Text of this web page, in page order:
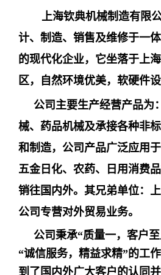
上海钦典机械制造有限
计、制造、销售及维修于一
的现代化企业，它坐落于上
区，自然环境优美，软硬件设
公司主要生产经营产品为
械、药品机械及承接各种非
和制造，公司产品广泛应用
五金日化、农药、日用消费
销往国内外。其兄弟单位：
公司专营对外贸易业务。
公司秉承“质量一，客户
“诚信服务，精益求精”的工
到了国内外广大客户的认同